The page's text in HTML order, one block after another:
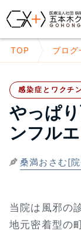
TOP ブログ
感染症とワクチ
やっぱ
ンフル
桑満おさむ[
当院は風邪の
地元密着型の